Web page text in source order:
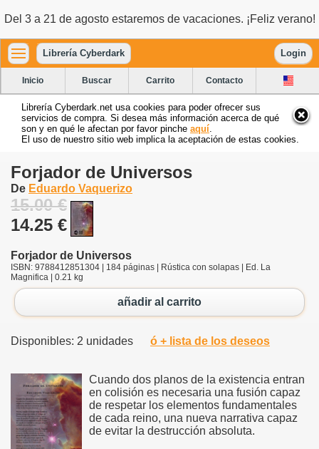
Del 3 a 21 de agosto estaremos de vacaciones. ¡Feliz verano!
Librería Cyberdark Login
Inicio Buscar Carrito Contacto
Librería Cyberdark.net usa cookies para poder ofrecer sus
servicios de compra. Si desea más información acerca de qué
son y en qué le afectan por favor pinche aquí
El uso de nuestro sitio web implica la aceptación de estas cookies.
Forjador de Universos
De Eduardo Vaquerizo
15.00 €
14.25 €
Forjador de Universos
ISBN: 9788412851304 | 184 páginas | Rústica con solapas | Ed. La
Magnifica | 0.21 kg
añadir al carrito
Disponibles: 2 unidades ó + lista de los deseos
Cuando dos planos de la existencia entran
en colisión es necesaria una fusión capaz
de respetar los elementos fundamentales
de cada reino, una nueva narrativa capaz
de evitar la destrucción absoluta.